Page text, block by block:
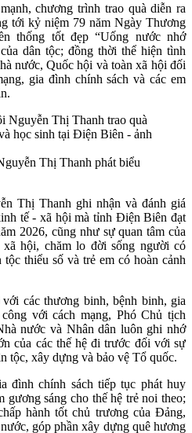
chương trình trao quà diễn ra
tới kỷ niệm 79 năm Ngày Thương
thống tốt đẹp “Uống nước nhớ
dân tộc; đồng thời thể hiện tình
nước, Quốc hội và toàn xã hội đối
gia đình chính sách và các em
Thị Thanh phát biểu
Thị Thanh ghi nhận và đánh giá
tế - xã hội mà tỉnh Điện Biên đạt
2026, cũng như sự quan tâm của
hội, chăm lo đời sống người có
thiểu số và trẻ em có hoàn cảnh
các thương binh, bệnh binh, gia
với cách mạng, Phó Chủ tịch
nước và Nhân dân luôn ghi nhớ
của các thế hệ đi trước đối với sự
tộc, xây dựng và bảo vệ Tổ quốc.
đình chính sách tiếp tục phát huy
gương sáng cho thế hệ trẻ noi theo;
hành tốt chủ trương của Đảng,
góp phần xây dựng quê hương